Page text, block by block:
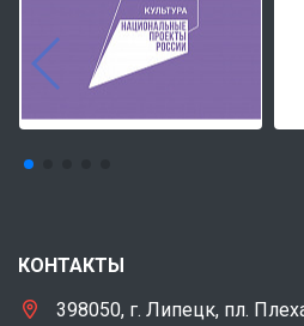
КОНТАКТЫ
398050, г. Липецк, пл.